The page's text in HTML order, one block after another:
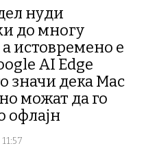
нуди
до многу
истовремено е
AI Edge
значи дека Mac
можат да го
офлајн